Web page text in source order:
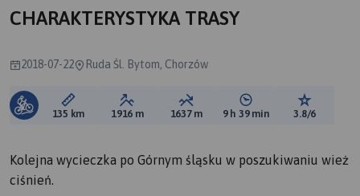
CHARAKTERYSTYKA TRASY
2018-07-22 Ruda Śl. Bytom, Chorzów
Długość trasy:
135 km Suma przewyższeń:
1916 m Suma spadków:
1637 m Średni czas potrzebny
9 h 39 min Ocena
3.8/6
Kolejna wycieczka po Górnym śląsku w poszukiwaniu wież
ciśnień.